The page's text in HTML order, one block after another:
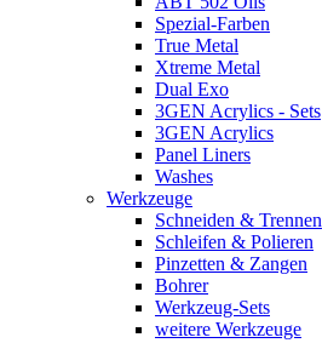
Spezial-Farben
True Metal
Xtreme Metal
Dual Exo
3GEN Acrylics - Sets
3GEN Acrylics
Panel Liners
Washes
Werkzeuge
Schneiden & Trennen
Schleifen & Polieren
Pinzetten & Zangen
Bohrer
Werkzeug-Sets
weitere Werkzeuge